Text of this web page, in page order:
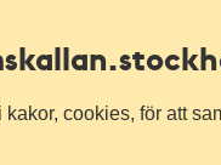
cookies, för att